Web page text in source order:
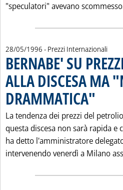
"speculatori" avevano
28/05/1996 - Prezzi Internazionali
BERNABE' SU
ALLA DISCESA MA
DRAMMATICA"
La tendenza dei prezzi del
questa discesa non sarà rapida
ha detto l'amministratore
intervenendo venerdì a Milano